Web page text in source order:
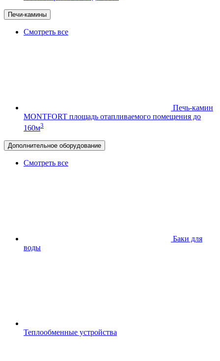
Печи-камины
Смотреть все
Печь-камин
MONTFORT площадь отапливаемого помещения до
160м3
Дополнительное оборудование
Смотреть все
Баки для
воды
Теплообменные устройства